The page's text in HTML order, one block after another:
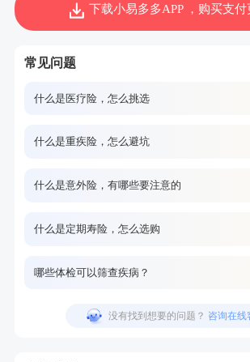
下载小易多多APP ，购买支付
常见问题
什么是医疗险，怎么挑选
什么是重疾险，怎么避坑
什么是意外险，有哪些要注意的
什么是定期寿险，怎么选购
哪些体检可以筛查疾病？
没有找到想要的问题？ 咨询在线